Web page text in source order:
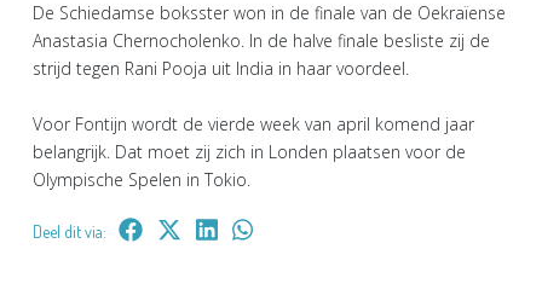
De Schiedamse boksster won in de finale van de Oekraïense
Anastasia Chernocholenko. In de halve finale besliste zij de
strijd tegen Rani Pooja uit India in haar voordeel.
Voor Fontijn wordt de vierde week van april komend jaar
belangrijk. Dat moet zij zich in Londen plaatsen voor de
Olympische Spelen in Tokio.
Deel dit via: